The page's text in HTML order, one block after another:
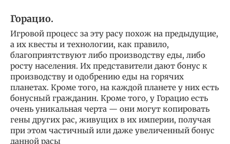
Горацио.
Игровой процесс за эту расу похож на предыдущие,
а их квесты и технологии, как правило,
благоприятствуют либо производству еды, либо
росту населения. Их представители дают бонус к
производству и одобрению еды на горячих
планетах. Кроме того, на каждой планете у них есть
бонусный гражданин. Кроме того, у Горацио есть
очень уникальная черта — они могут копировать
гены других рас, живущих в их империи, получая
при этом частичный или даже увеличенный бонус
данной расы